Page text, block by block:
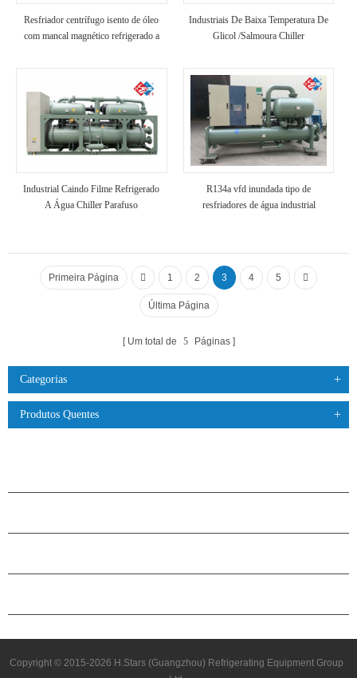
Resfriador centrífugo isento de óleo
com mancal magnético refrigerado a
Industriais De Baixa Temperatura De
Glicol /Salmoura Chiller
Industrial Caindo Filme Refrigerado
A Água Chiller Parafuso
R134a vfd inundada tipo de
resfriadores de água industrial
Primeira Página 1 2 3 4 5
Última Página
Um total de 5 Páginas
Categorias
Produtos Quentes
Copyright © 2015-2026 H.Stars (Guangzhou) Refrigerating Equipment Group